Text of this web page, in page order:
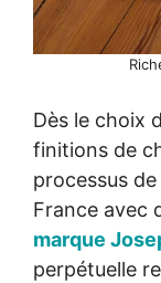
Dès le choix
finitions de
processus
France avec
marque
perpétuelle